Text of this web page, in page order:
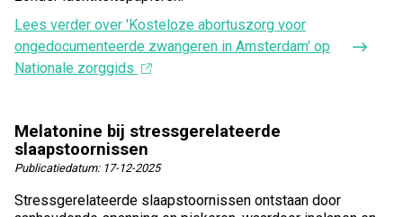
Lees verder over 'Kosteloze abortuszorg voor
ongedocumenteerde zwangeren in Amsterdam' op
Nationale zorggids
Melatonine bij stressgerelateerde
slaapstoornissen
Publicatiedatum: 17-12-2025
Stressgerelateerde slaapstoornissen ontstaan door